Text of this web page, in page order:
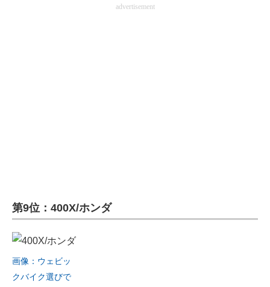
エレクトロニクス専門サイトadvertisement
第9位：400X/ホンダ
画像：ウェビッ
クバイク選びで